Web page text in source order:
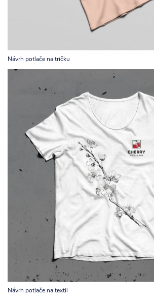
Návrh potlače na tričku
Návrh potlače na textil